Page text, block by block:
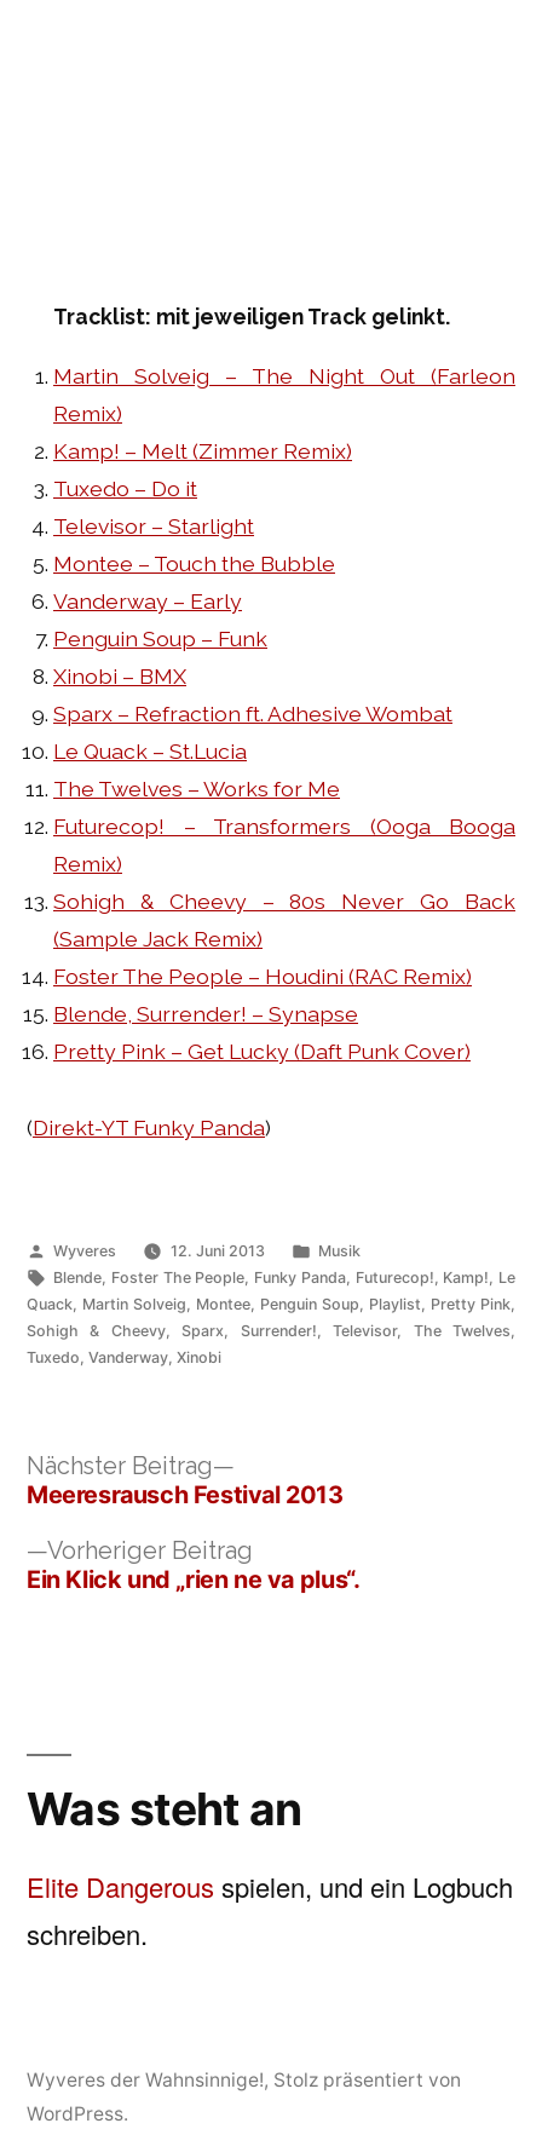
Tracklist: mit jeweiligen Track gelinkt.
Martin Solveig – The Night Out (Farleon
Remix)
Kamp! – Melt (Zimmer Remix)
Tuxedo – Do it
Televisor – Starlight
Montee – Touch the Bubble
Vanderway – Early
Penguin Soup – Funk
Xinobi – BMX
Sparx – Refraction ft. Adhesive Wombat
Le Quack – St.Lucia
The Twelves – Works for Me
Futurecop! – Transformers (Ooga Booga
Remix)
Sohigh & Cheevy – 80s Never Go Back
(Sample Jack Remix)
Foster The People – Houdini (RAC Remix)
Blende, Surrender! – Synapse
Pretty Pink – Get Lucky (Daft Punk Cover)
(Direkt-YT Funky Panda)
Veröffentlicht
von
Wyveres 12. Juni 2013
Veröffentlicht
unter
Musik
Schlagwörter:
Blende Foster The People Funky Panda, Futurecop! Kamp!
Le
Quack Martin Solveig Montee Penguin Soup Playlist Pretty Pink
Sohigh & Cheevy, Sparx Surrender! ,Televisor, The Twelves
Tuxedo Vanderway Xinobi
Vorheriger Beitrag
Beitrag:
Ein Klick und „rien ne va plus“.
Nächster Beitrag
Beitrag:
Meeresrausch Festival 2013
Was steht an
Elite Dangerous spielen, und ein Logbuch
schreiben.
Wyveres der Wahnsinnige!, Stolz präsentiert von
WordPress.